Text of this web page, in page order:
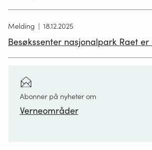
Melding 18.12.2025
Besøkssenter nasjonalpark Raet
Abonner på nyheter om
Verneområder